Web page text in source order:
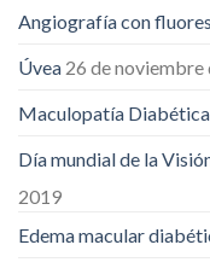
Angiografía con
Úvea 26 de noviembre
Maculopatía Diabética
Día mundial de la
2019
Edema macular